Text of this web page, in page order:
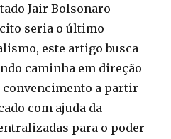
Jair Bolsonaro
seria o último
este artigo busca
caminha em direção
convencimento a partir
com ajuda da
para o poder